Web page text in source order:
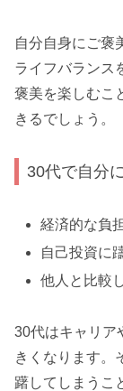
自分自身にご褒
ライフバランス
褒美を楽しむこ
きるでしょう。
30代で自分
経済的な負
自己投資に
他人と比較
30代はキャリア
きくなります。
躇してしまうこ